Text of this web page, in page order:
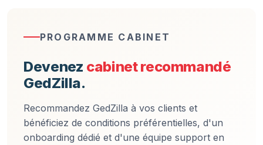
PROGRAMME CABINET
Devenez cabinet recommandé
GedZilla.
Recommandez GedZilla à vos clients et
bénéficiez de conditions préférentielles, d'un
onboarding dédié et d'une équipe support en